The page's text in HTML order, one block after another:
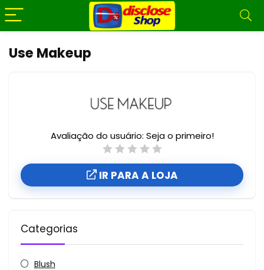
Use Makeup
Avaliação do usuário: Seja o primeiro!
IR PARA A LOJA
Categorias
Blush